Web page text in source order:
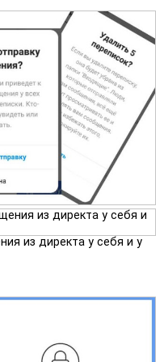
из директа у себя и у